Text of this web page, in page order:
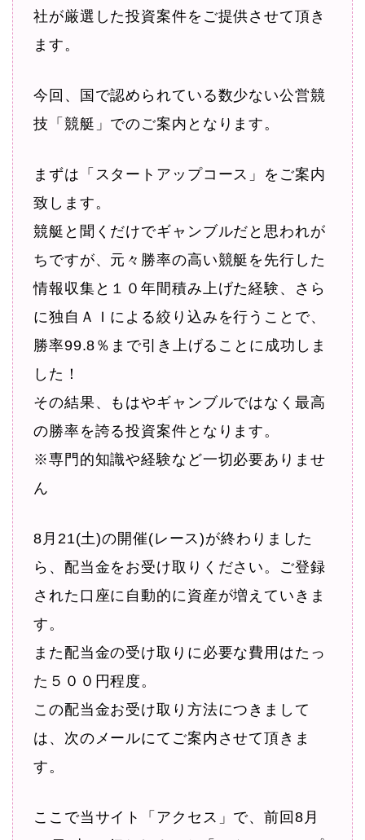
社が厳選した投資案件をご提供させて頂き
ます。
今回、国で認められている数少ない公営競
技「競艇」でのご案内となります。
まずは「スタートアップコース」をご案内
致します。
競艇と聞くだけでギャンブルだと思われが
ちですが、元々勝率の高い競艇を先行した
情報収集と１０年間積み上げた経験、さら
に独自ＡＩによる絞り込みを行うことで、
勝率99.8％まで引き上げることに成功しま
した！
その結果、もはやギャンブルではなく最高
の勝率を誇る投資案件となります。
※専門的知識や経験など一切必要ありませ
ん
8月21(土)の開催(レース)が終わりました
ら、配当金をお受け取りください。ご登録
された口座に自動的に資産が増えていきま
す。
また配当金の受け取りに必要な費用はたっ
た５００円程度。
この配当金お受け取り方法につきまして
は、次のメールにてご案内させて頂きま
す。
ここで当サイト「アクセス」で、前回8月